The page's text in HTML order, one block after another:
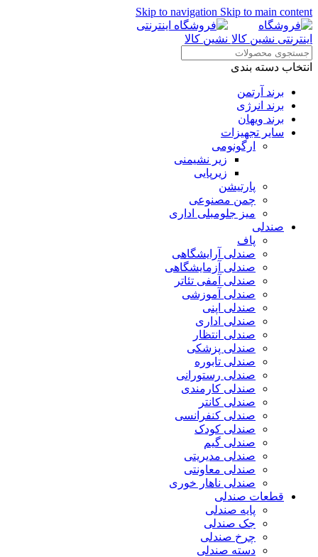
Skip to navigation Skip to main content
انتخاب دسته بندی
برند آرتمن
برند انرژی
برند ویهان
سایر تجهیزات
ارگونومی
زیر نشیمنی
زیرپایی
پارتیشن
چمن مصنوعی
میز جلومبلی اداری
صندلی
پاف
صندلی آرایشگاهی
صندلی آزمایشگاهی
صندلی آمفی تئاتر
صندلی آموزشی
صندلی اپنی
صندلی اداری
صندلی انتظار
صندلی پزشکی
صندلی تابوره
صندلی رستورانی
صندلی کارمندی
صندلی کانتر
صندلی کنفرانسی
صندلی کودک
صندلی گیم
صندلی مدیریتی
صندلی معاونتی
صندلی ناهار خوری
قطعات صندلی
پایه صندلی
جک صندلی
چرخ صندلی
دسته صندلی